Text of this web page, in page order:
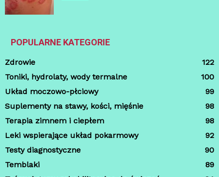
POPULARNE KATEGORIE
Zdrowie
122
Toniki, hydrolaty, wody termalne
100
Układ moczowo-płciowy
99
Suplementy na stawy, kości, mięśnie
98
Terapia zimnem i ciepłem
98
Leki wspierające układ pokarmowy
92
Testy diagnostyczne
90
Temblaki
89